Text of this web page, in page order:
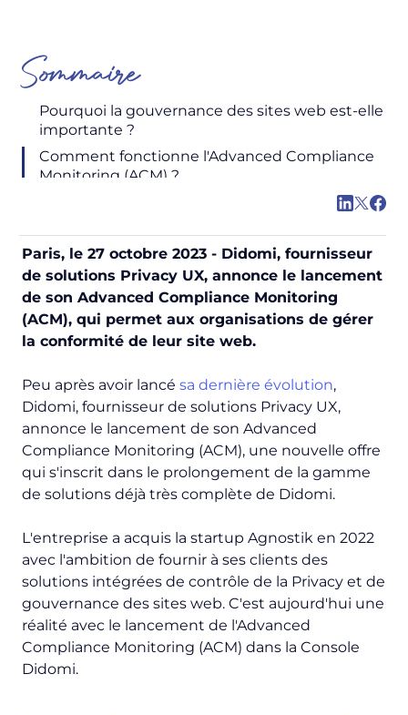
Sommaire
Pourquoi la gouvernance des sites web est-elle
importante ?
Comment fonctionne l'Advanced Compliance
Monitoring (ACM) ?
Paris, le 27 octobre 2023 - Didomi, fournisseur
de solutions Privacy UX, annonce le lancement
de son Advanced Compliance Monitoring
(ACM), qui permet aux organisations de gérer
la conformité de leur site web.
Peu après avoir lancé sa dernière évolution,
Didomi, fournisseur de solutions Privacy UX,
annonce le lancement de son Advanced
Compliance Monitoring (ACM), une nouvelle offre
qui s'inscrit dans le prolongement de la gamme
de solutions déjà très complète de Didomi.
L'entreprise a acquis la startup Agnostik en 2022
avec l'ambition de fournir à ses clients des
solutions intégrées de contrôle de la Privacy et de
gouvernance des sites web. C'est aujourd'hui une
réalité avec le lancement de l'Advanced
Compliance Monitoring (ACM) dans la Console
Didomi.